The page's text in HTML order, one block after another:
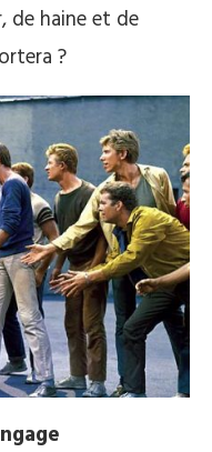
de haine et de
?